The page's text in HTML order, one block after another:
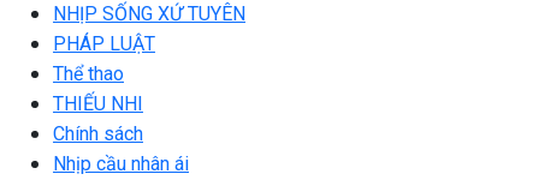
NHỊP SỐNG XỨ TUYÊN
PHÁP LUẬT
Thể thao
THIẾU NHI
Chính sách
Nhịp cầu nhân ái